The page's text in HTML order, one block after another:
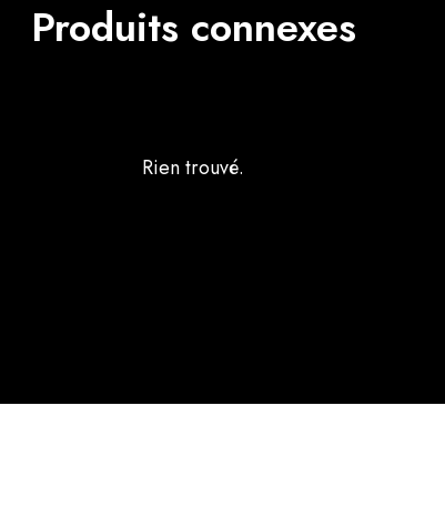
Produits connexes
Rien trouvé.